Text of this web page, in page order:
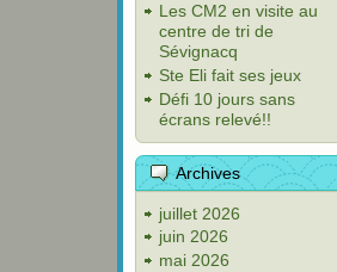
Les CM2 en visite au
centre de tri de
Sévignacq
Ste Eli fait ses jeux
Défi 10 jours sans
écrans relevé!!
Archives
juillet 2026
juin 2026
mai 2026